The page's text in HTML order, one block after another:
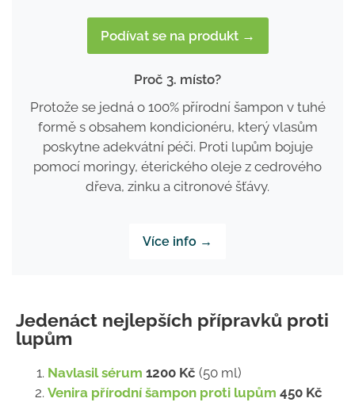
Podívat se na produkt →
Proč 3. místo?
Protože se jedná o 100% přírodní šampon v tuhé
formě s obsahem kondicionéru, který vlasům
poskytne adekvátní péči. Proti lupům bojuje
pomocí moringy, éterického oleje z cedrového
dřeva, zinku a citronové šťávy.
Více info →
Jedenáct nejlepších přípravků proti
lupům
Navlasil sérum 1200 Kč (50 ml)
Venira přírodní šampon proti lupům 450 Kč